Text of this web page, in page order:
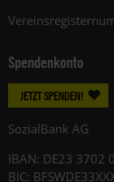
Spendenkonto
JETZT SPENDEN!
SozialBank AG
IBAN: DE23 3702
BIC: